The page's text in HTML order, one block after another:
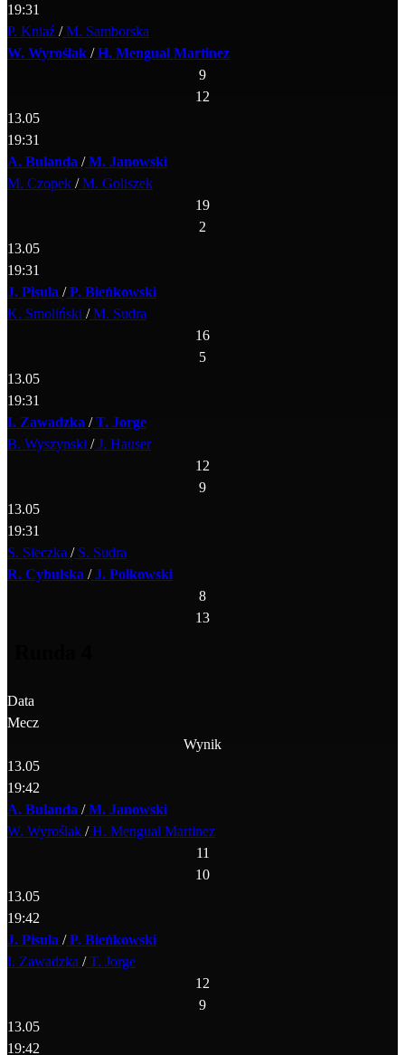
19:31
P. Kniaź /M. Samborska
W. Wyroślak /H. Mengual Martinez
9
12
13.05
19:31
A. Bulanda /M. Janowski
M. Czopek /M. Goliszek
19
2
13.05
19:31
J. Pisula /P. Bieńkowski
K. Smoliński /M. Sudra
16
5
13.05
19:31
I. Zawadzka /T. Jorge
B. Wyszynski /J. Hauser
12
9
13.05
19:31
S. Sieczka /S. Sudra
R. Cybulska /J. Polkowski
8
13
Data
Mecz
Wynik
13.05
19:42
A. Bulanda /M. Janowski
W. Wyroślak /H. Mengual Martinez
11
10
13.05
19:42
J. Pisula /P. Bieńkowski
I. Zawadzka /T. Jorge
12
9
13.05
19:42